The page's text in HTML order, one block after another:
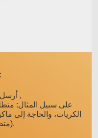
الرسالة:
(أرسل متطلباتك هنا ,
على سبيل المثال:
الكريات، والحاجة إلى
متطلبات خاصة).